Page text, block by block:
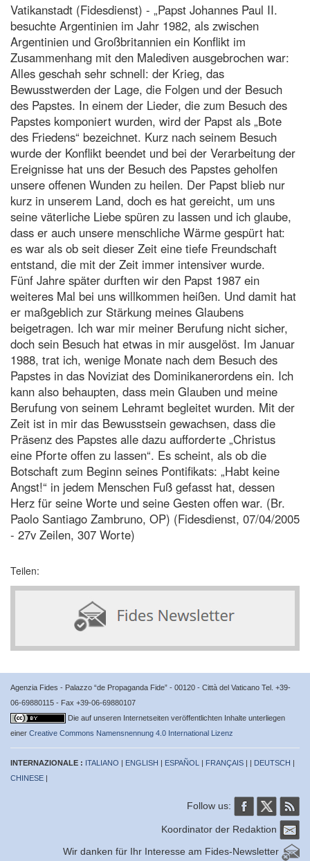
Vatikanstadt (Fidesdienst) - „Papst Johannes Paul II.
besuchte Argentinien im Jahr 1982, als zwischen
Argentinien und Großbritannien ein Konflikt im
Zusammenhang mit den Malediven ausgebrochen war:
Alles geschah sehr schnell: der Krieg, das
Bewusstwerden der Lage, die Folgen und der Besuch
des Papstes. In einem der Lieder, die zum Besuch des
Papstes komponiert wurden, wird der Papst als „Bote
des Friedens“ bezeichnet. Kurz nach seinem Besuch
wurde der Konflikt beendet und bei der Verarbeitung der
Ereignisse hat uns der Besuch des Papstes geholfen
unsere offenen Wunden zu heilen. Der Papst blieb nur
kurz in unserem Land, doch es hat gereicht, um uns
seine väterliche Liebe spüren zu lassen und ich glaube,
dass er auch unsere menschliche Wärme gespürt hat:
es war als ob seit dieser Zeit eine tiefe Freundschaft
entstand, die mit der Zeit immer intensiver wurde.
Fünf Jahre später durften wir den Papst 1987 ein
weiteres Mal bei uns willkommen heißen. Und damit hat
er maßgeblich zur Stärkung meines Glaubens
beigetragen. Ich war mir meiner Berufung nicht sicher,
doch sein Besuch hat etwas in mir ausgelöst. Im Januar
1988, trat ich, wenige Monate nach dem Besuch des
Papstes in das Noviziat des Dominikanerordens ein. Ich
kann also behaupten, dass mein Glauben und meine
Berufung von seinem Lehramt begleitet wurden. Mit der
Zeit ist in mir das Bewusstsein gewachsen, dass die
Präsenz des Papstes alle dazu aufforderte „Christus
eine Pforte offen zu lassen“. Es scheint, als ob die
Botschaft zum Beginn seines Pontifikats: „Habt keine
Angst!“ in jedem Menschen Fuß gefasst hat, dessen
Herz für seine Worte und seine Gesten offen war. (Br.
Paolo Santiago Zambruno, OP) (Fidesdienst, 07/04/2005
- 27v Zeilen, 307 Worte)
Teilen:
Agenzia Fides - Palazzo “de Propaganda Fide” - 00120 - Città del Vaticano Tel. +39-
06-69880115 - Fax +39-06-69880107
Die auf unseren Internetseiten veröffentlichten Inhalte unterliegen
einer Creative Commons Namensnennung 4.0 International Lizenz
INTERNAZIONALE : ITALIANO | ENGLISH | ESPAÑOL | FRANÇAIS | | DEUTSCH |
CHINESE |
Follow us:
Koordinator der Redaktion
Wir danken für Ihr Interesse am Fides-Newsletter